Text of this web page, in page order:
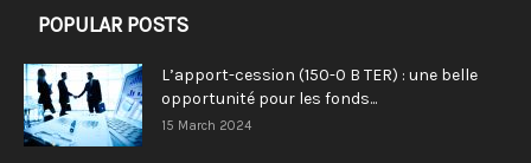
POPULAR POSTS
L’apport-cession (150-0 B TER) : une belle
opportunité pour les fonds...
15 March 2024